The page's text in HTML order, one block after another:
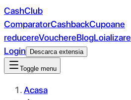
CashClub
ComparatorCashbackCupoane
reducereVouchereBlogLoializare
Login
Descarca extensia
Toggle menu
Acasa